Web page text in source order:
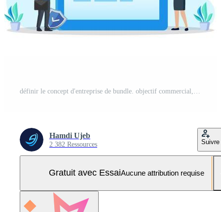
Hamdi Ujeb
2 382 Ressources Suivre
Gratuit avec EssaiAucune attribution requise